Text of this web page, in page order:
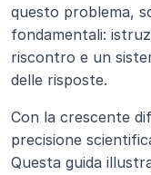
questo problema,
fondamentali:
riscontro e un
delle risposte.
Con la crescente
precisione
Questa guida